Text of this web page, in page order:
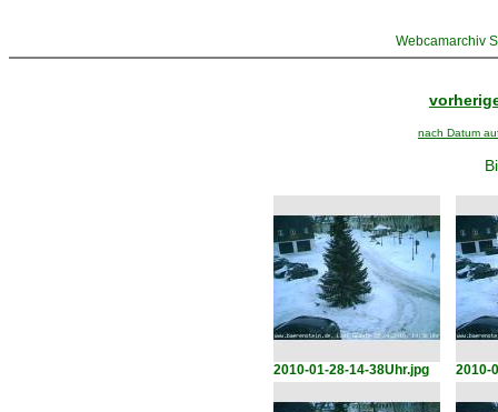
Webcamarchiv
nach Datum
2010-01-28-14-38Uhr.jpg 2010-